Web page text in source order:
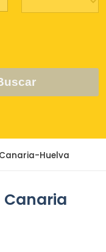
Huelva
Canaria